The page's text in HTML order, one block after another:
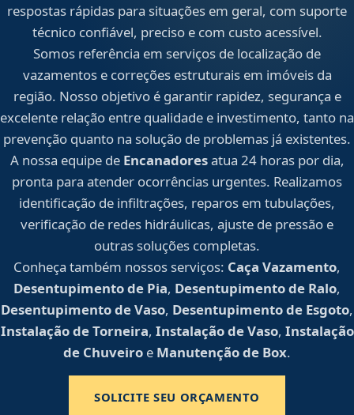
respostas rápidas para situações em geral, com suporte
técnico confiável, preciso e com custo acessível.
Somos referência em serviços de localização de
vazamentos e correções estruturais em imóveis da
região. Nosso objetivo é garantir rapidez, segurança e
excelente relação entre qualidade e investimento, tanto na
prevenção quanto na solução de problemas já existentes.
A nossa equipe de Encanadoresatua 24 horas por dia,
pronta para atender ocorrências urgentes. Realizamos
identificação de infiltrações, reparos em tubulações,
verificação de redes hidráulicas, ajuste de pressão e
outras soluções completas.
Conheça também nossos serviços: Caça Vazamento,
Desentupimento de Pia, Desentupimento de Ralo,
Desentupimento de Vaso, Desentupimento de Esgoto,
Instalação de Torneira, Instalação de Vaso, Instalação
de Chuveiro e Manutenção de Box.
SOLICITE SEU ORÇAMENTO